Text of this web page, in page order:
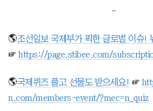
-
🌎조선일보 국제부가 픽한 글로벌 이슈!
☞ https://page.stibee.com/
🌎국제퀴즈 풀고 선물도 받으세요! ☞
n.com/members-event/?mec=n_quiz